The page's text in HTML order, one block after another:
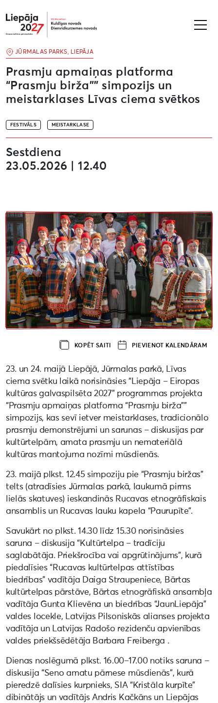
Liepāja2027
FESTIVĀLS MEISTARKLASE
Prasmju apmaiņas platforma
“Prasmju birža”” simpozijs un
meistarklases Līvas ciema svētkos
JŪRMALAS PARKS, LIEPĀJA
Sestdiena
23.05.2026 | 12.40
KOPĒT SAITI PIEVIENOT KALENDĀRAM
23. un 24. maijā Liepājā, Jūrmalas parkā, Līvas
ciema svētku laikā norisināsies “Liepāja – Eiropas
kultūras galvaspilsēta 2027” programmas projekta
“Prasmju apmaiņas platforma “Prasmju birža””
simpozijs, kas sevī ietver meistarklases, tradicionālo
prasmju demonstrējumi un sarunas – diskusijas par
kultūrtelpām, amata prasmju un nemateriālā
kultūras mantojuma nozīmi mūsdienās.
23. maijā plkst. 12.45 simpoziju pie “Prasmju biržas”
telts (atradīsies Jūrmalas parkā, laukumā pirms
lielās skatuves) ieskandinās Rucavas etnogrāfiskais
ansamblis un Rucavas lauku kapela “Paurupīte”.
Savukārt no plkst. 14.30 līdz 15.30 norisināsies
saruna – diskusija “Kultūrtelpa – tradīciju
saglabātāja. Priekšrocība vai apgrūtinājums”, kurā
piedalīsies “Rucavas kultūrtelpas attīstības
biedrības” vadītāja Daiga Straupeniece, Bārtas
kultūrtelpas pārstāve, Bārtas etnogrāfiskā ansambļa
vadītāja Gunta Klievēna un biedrības “JaunLiepāja”
valdes locekle, Latvijas Pilsoniskās alianses projekta
vadītāja un Latvijas Radošo rezidenču apvienības
valdes priekšsēdētāja Barbara Freiberga .
Dienas noslēgumā plkst. 16.00–17.00 notiks saruna –
diskusija “Seno amatu pārnese mūsdienās”, kurā
pieredzē dalīsies kurpnieks, SIA “Kristāla kurpīte”
dibinātājs un vadītājs Andris Kačkāns un Liepājas